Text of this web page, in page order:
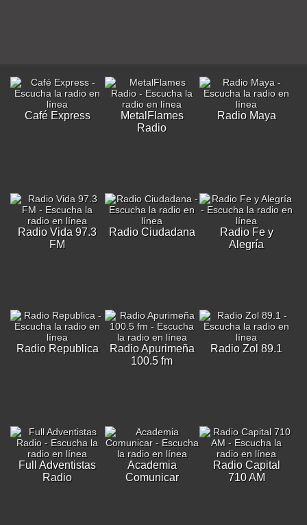
Café Express
MetalFlames
Radio
Radio Maya
Radio Vida 97.3
FM
Radio Ciudadana
Radio Fe y
Alegría
Radio Republica
Radio Apurimeña
100.5 fm
Radio Zol 89.1
Full Adventistas
Radio
Academia
Comunicar
Radio Capital
710 AM